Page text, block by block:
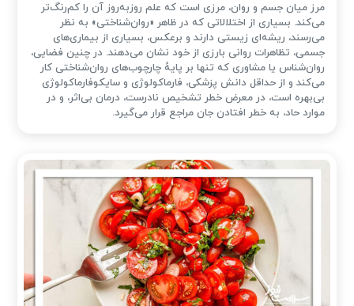
مرز میان جسم و روان، مرزی است که علم روزبه‌روز آن را کم‌رنگ‌تر
می‌کند. بسیاری از اختلالاتی که در ظاهر «روان‌شناختی» به نظر
می‌رسند، ریشه‌ای زیستی دارند و برعکس، بسیاری از بیماری‌های
جسمی، تظاهرات روانی بارزی از خود نشان می‌دهند. در چنین فضایی،
روان‌شناس یا مشاوری که تنها بر پایهٔ چارچوب‌های روان‌شناختی کار
می‌کند و از حداقل دانش پزشکی، فارماکولوژی و سایکوفارماکولوژی
بی‌بهره است، در معرض خطر تشخیص نادرست، درمان بی‌اثر، و در
موارد حاد، به خطر افتادن جان مراجع قرار می‌گیرد.